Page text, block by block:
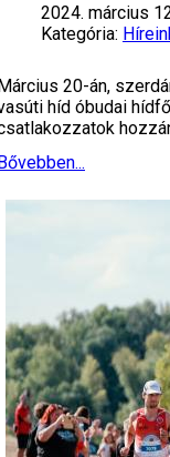
2024. március
Kategória:
20-án,
híd óbudai